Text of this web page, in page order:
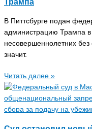
В Питтсбурге подан
администрацию Трампа в
несовершеннолетних
значит.
Читать далее »